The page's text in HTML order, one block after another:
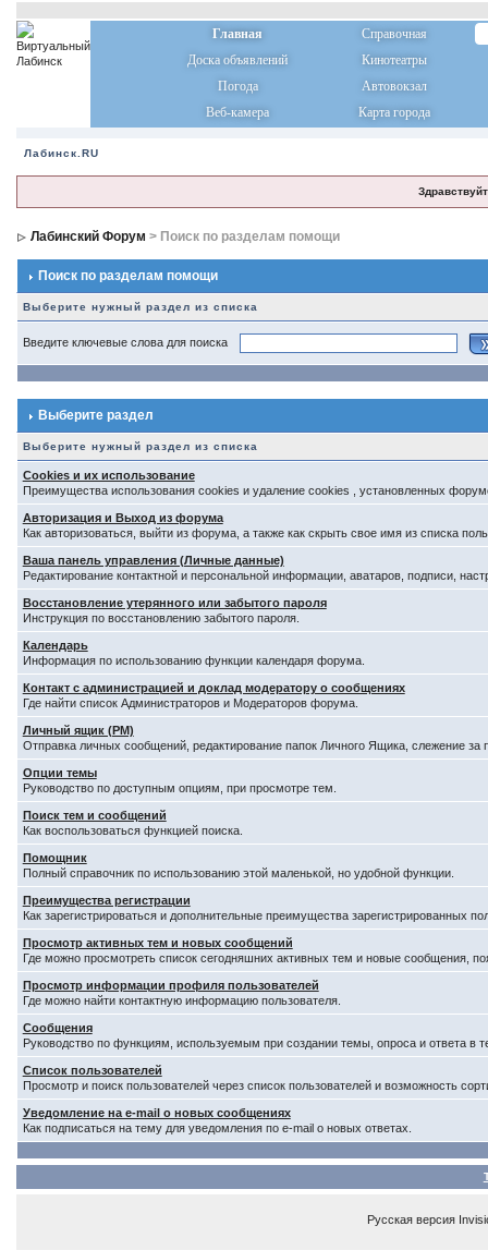
Главная
Справочная
Доска объявлений
Кинотеатры
Погода
Автовокзал
Веб-камера
Карта города
Лабинск.RU
Лабинский Форум > Поиск по разделам помощи
Поиск по разделам помощи
Выберите нужный раздел из списка
Введите ключевые слова для поиска
Выберите раздел
Выберите нужный раздел из списка
Cookies и их использование
Преимущества использования cookies и удаление cookies , установленных
Авторизация и Выход из форума
Как авторизоваться, выйти из форума, а также как скрыть свое имя из списка
Ваша панель управления (Личные данные)
Редактирование контактной и персональной информации, аватаров, подписи,
Восстановление утерянного или забытого пароля
Инструкция по восстановлению забытого пароля.
Календарь
Информация по использованию функции календаря форума.
Контакт с администрацией и доклад модератору о сообщениях
Где найти список Администраторов и Модераторов форума.
Личный ящик (PM)
Отправка личных сообщений, редактирование папок Личного Ящика, слежение
Опции темы
Руководство по доступным опциям, при просмотре тем.
Поиск тем и сообщений
Как воспользоваться функцией поиска.
Помощник
Полный справочник по использованию этой маленькой, но удобной функции.
Преимущества регистрации
Как зарегистрироваться и дополнительные преимущества зарегистрированных
Просмотр активных тем и новых сообщений
Где можно просмотреть список сегодняшних активных тем и новые сообщения,
Просмотр информации профиля пользователей
Где можно найти контактную информацию пользователя.
Сообщения
Руководство по функциям, используемым при создании темы, опроса и ответа в
Список пользователей
Просмотр и поиск пользователей через список пользователей и возможность
Уведомление на e-mail о новых сообщениях
Как подписаться на тему для уведомления по e-mail о новых ответах.
Русская версия